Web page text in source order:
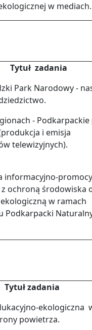
w mediach.
Tytuł zadania
Park Narodowy -
- Podkarpackie
i emisja
telewizyjnych).
informacyjno-
ochroną środowiska
w ramach
Podkarpacki
Tytuł zadania
ekologiczna
powietrza.